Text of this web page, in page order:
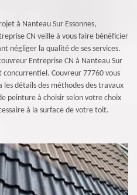
à Nanteau Sur Essonnes,
CN veille à vous faire bénéficier
négliger la qualité de ses services.
Entreprise CN à Nanteau Sur
concurrentiel. Couvreur 77760 vous
détails des méthodes des travaux
peinture à choisir selon votre choix
à la surface de votre toit.